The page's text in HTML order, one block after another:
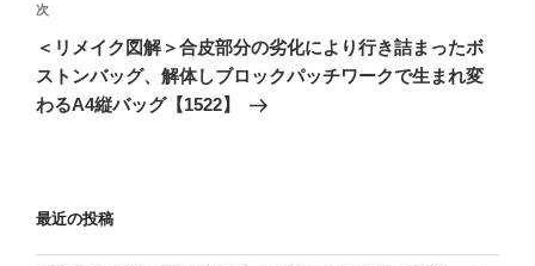
ー
シ
ョ
ン
次
の
投
稿
次
＜リメイク図解＞合皮部分の劣化により行き詰まったボ
ストンバッグ、解体しブロックパッチワークで生まれ変
わるA4縦バッグ【1522】
最近の投稿